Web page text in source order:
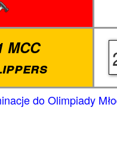
MCC
do Olimpiady